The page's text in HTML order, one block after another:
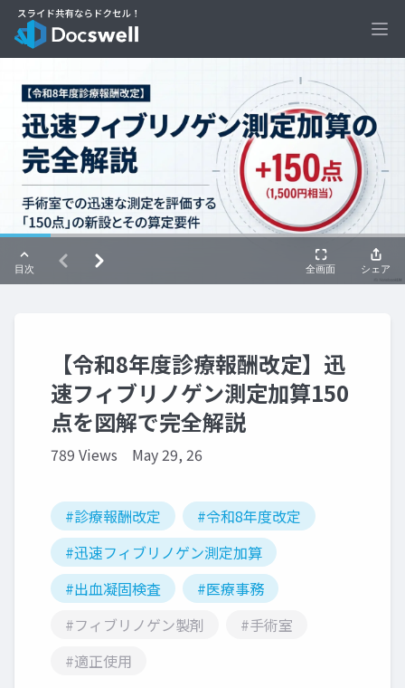
【令和8年度診療報酬改定】迅
速フィブリノゲン測定加算150
点を図解で完全解説
789 Views May 29, 26
#診療報酬改定
#令和8年度改定
#迅速フィブリノゲン測定加算
#出血凝固検査
#医療事務
#フィブリノゲン製剤
#手術室
#適正使用